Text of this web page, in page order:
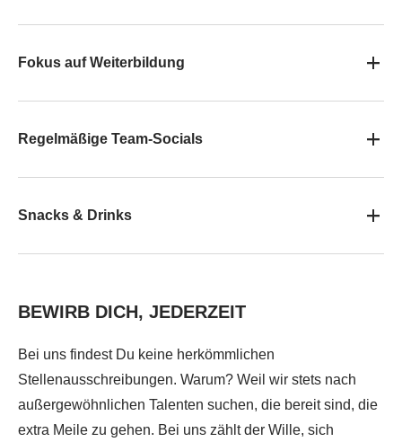
Fokus auf Weiterbildung
Regelmäßige Team-Socials
Snacks & Drinks
BEWIRB DICH, JEDERZEIT
Bei uns findest Du keine herkömmlichen
Stellenausschreibungen. Warum? Weil wir stets nach
außergewöhnlichen Talenten suchen, die bereit sind, die
extra Meile zu gehen. Bei uns zählt der Wille, sich